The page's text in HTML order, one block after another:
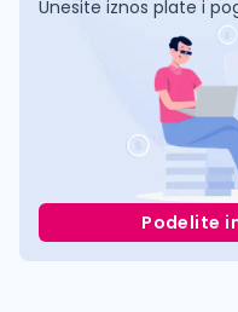
Unesite iznos plate i
Podelite